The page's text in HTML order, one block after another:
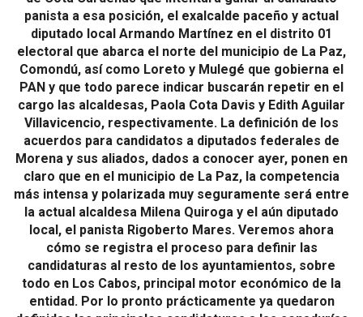
panista a esa posición, el exalcalde paceño y actual
diputado local Armando Martínez en el distrito 01
electoral que abarca el norte del municipio de La Paz,
Comondú, así como Loreto y Mulegé que gobierna el
PAN y que todo parece indicar buscarán repetir en el
cargo las alcaldesas, Paola Cota Davis y Edith Aguilar
Villavicencio, respectivamente. La definición de los
acuerdos para candidatos a diputados federales de
Morena y sus aliados, dados a conocer ayer, ponen en
claro que en el municipio de La Paz, la competencia
más intensa y polarizada muy seguramente será entre
la actual alcaldesa Milena Quiroga y el aún diputado
local, el panista Rigoberto Mares. Veremos ahora
cómo se registra el proceso para definir las
candidaturas al resto de los ayuntamientos, sobre
todo en Los Cabos, principal motor económico de la
entidad. Por lo pronto prácticamente ya quedaron